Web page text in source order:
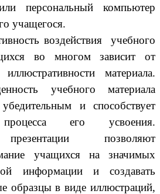
персональный компьютер
учащегося.
воздействия учебного
во многом зависит от
материала.
учебного материала
и способствует
процесса его усвоения.
позволяют
учащихся на значимых
информации и создавать
образцы в виде иллюстраций,